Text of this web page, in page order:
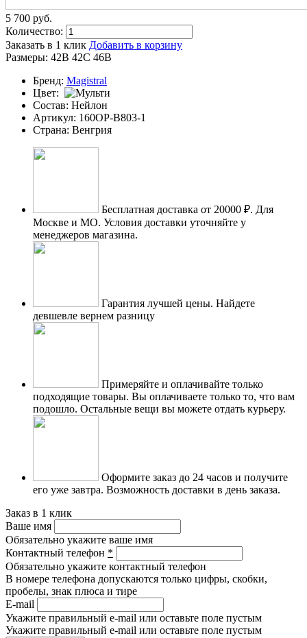
5 700 pуб.
Количество:
Заказать в 1 клик Добавить в корзину
Размеры: 42B 42C 46B
Бренд: Magistral
Цвет:
Состав: Нейлон
Артикул: 160OP-B803-1
Страна: Венгрия
Бесплатная доставка от 20000 ₽. Для
Москве и МО. Условия доставки уточняйте у
менеджеров магазина.
Гарантия лучшей цены. Найдете
девшевле вернем разницу
Примеряйте и оплачивайте только
подходящие товары. Вы оплачиваете только то, что вам
подошло. Остальные вещи вы можете отдать курьеру.
Оформите заказ до 24 часов и получите
его уже завтра. Возможность доставки в день заказа.
Заказ в 1 клик
Ваше имя
Обязательно укажите ваше имя
Контактный телефон *
Обязательно укажите контактный телефон
В номере телефона допускаются только цифры, скобки,
пробелы, знак плюса и тире
E-mail
Укажите правильный e-mail или оставьте поле пустым
Укажите правильный e-mail или оставьте поле пустым